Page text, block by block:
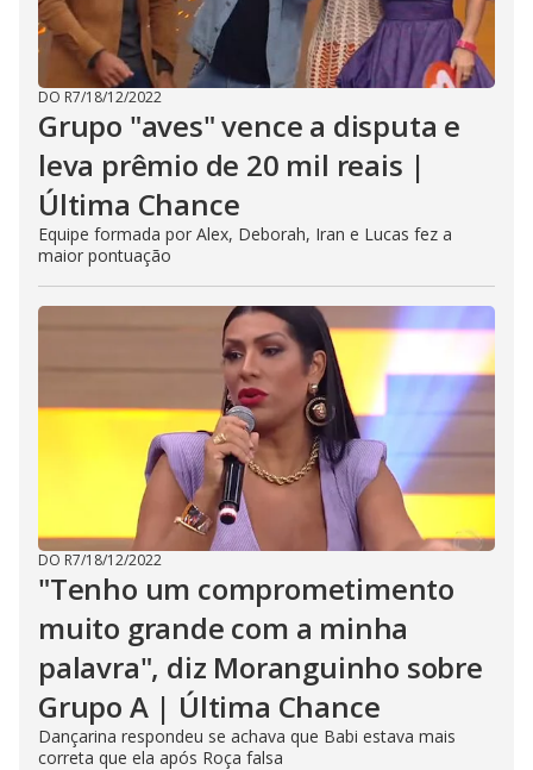
DO R7/18/12/2022
Grupo "aves" vence a disputa e
leva prêmio de 20 mil reais |
Última Chance
Equipe formada por Alex, Deborah, Iran e Lucas fez a
maior pontuação
DO R7/18/12/2022
"Tenho um comprometimento
muito grande com a minha
palavra", diz Moranguinho sobre
Grupo A | Última Chance
Dançarina respondeu se achava que Babi estava mais
correta que ela após Roça falsa